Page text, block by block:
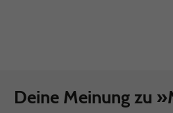
Deine Meinung zu